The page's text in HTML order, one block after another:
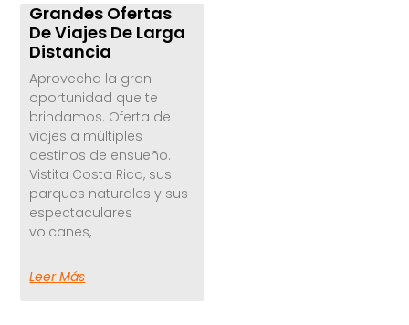
Grandes Ofertas
De Viajes De Larga
Distancia
Aprovecha la gran
oportunidad que te
brindamos. Oferta de
viajes a múltiples
destinos de ensueño.
Vistita Costa Rica, sus
parques naturales y sus
espectaculares
volcanes,
Leer Más